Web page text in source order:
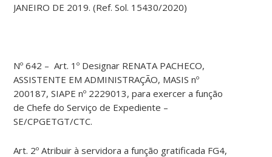
JANEIRO DE 2019. (Ref. Sol. 15430/2020)
Nº 642 – Art. 1º Designar RENATA PACHECO,
ASSISTENTE EM ADMINISTRAÇÃO, MASIS nº
200187, SIAPE nº 2229013, para exercer a função
de Chefe do Serviço de Expediente –
SE/CPGETGT/CTC.
Art. 2º Atribuir à servidora a função gratificada FG4,